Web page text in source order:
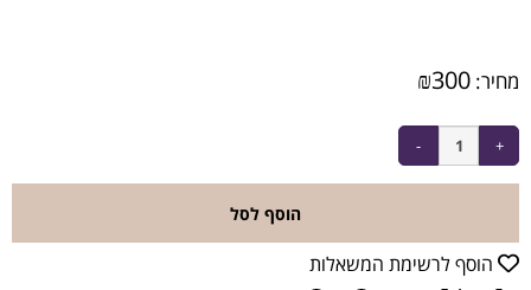
מחיר: ₪300
הוסף לסל
הוסף לרשימת המשאלות